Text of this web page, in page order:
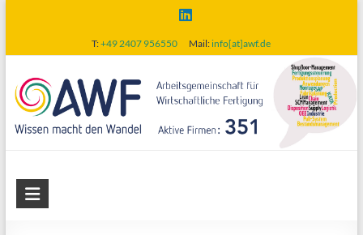
content
T:+49 2407 956550 Mail:info[at]awf.de
AWF